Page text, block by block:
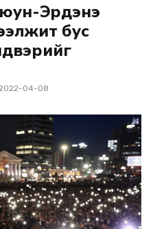
Эрдэнэ
бус
04-08